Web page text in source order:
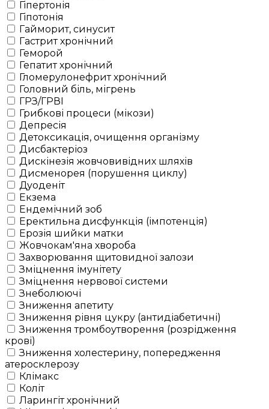
Гіпертонія
Гіпотонія
Гайморит, синусит
Гастрит хронічний
Геморой
Гепатит хронічний
Гломерулонефрит хронічний
Головний біль, мігрень
ГРЗ/ГРВІ
Грибкові процеси (мікози)
Депресія
Детоксикація, очищення організму
Дисбактеріоз
Дискінезія жовчовивідних шляхів
Дисменорея (порушення циклу)
Дуоденіт
Екзема
Ендемічний зоб
Еректильна дисфункція (імпотенція)
Ерозія шийки матки
Жовчокам'яна хвороба
Захворювання щитовидної залози
Зміцнення імунітету
Зміцнення нервової системи
Знеболюючі
Зниження апетиту
Зниження рівня цукру (антидіабетичні)
Зниження тромбоутворення (розрідження
крові)
Зниження холестерину, попередження
атеросклерозу
Клімакс
Коліт
Ларингіт хронічний